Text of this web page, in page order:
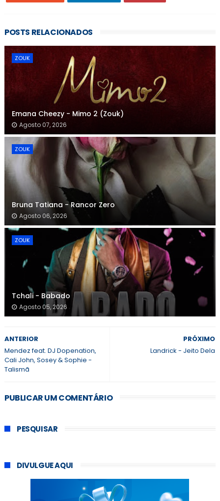
POSTS RELACIONADOS
ZOUK
Emana Cheezy - Mimo 2 (Zouk)
Agosto 07, 2026
ZOUK
Bruna Tatiana - Rancor Zero
Agosto 06, 2026
ZOUK
Tchali - Babado
Agosto 05, 2026
PRÓXIMO
Landrick - Jeito Dela
ANTERIOR
Mendez feat. DJ Dopenation,
Cali John, Sosey & Sophie -
Talismã
PUBLICAR UM COMENTÁRIO
PESQUISAR
DIVULGUE AQUI